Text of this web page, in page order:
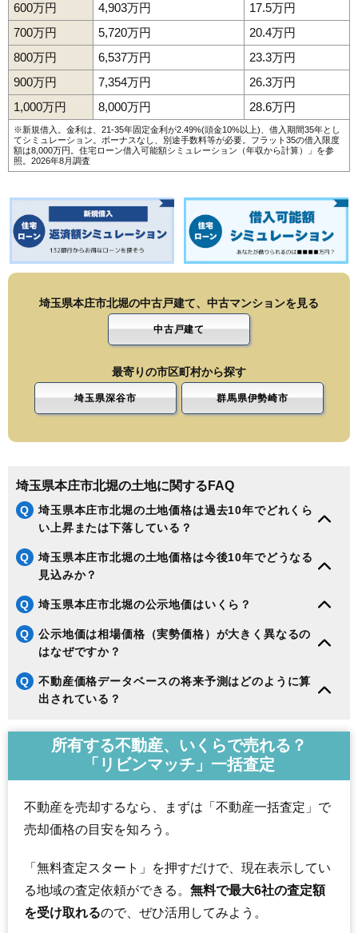
600万円
4,903万円
17.5万円
700万円
5,720万円
20.4万円
800万円
6,537万円
23.3万円
900万円
7,354万円
26.3万円
1,000万円
8,000万円 28.6万円
※新規借入。金利は、21-35年固定金利が2.49%(頭金10%以上)、借入期間35年とし
てシミュレーション。ボーナスなし、別途手数料等が必要。フラット35の借入限度
額は8,000万円。 住宅ローン借入可能額シミュレーション（年収から計算）
」を参
照。2026年8月調査
埼玉県本庄市北堀の中古戸建て、中古マンションを見る
中古戸建て
最寄りの市区町村から探す
埼玉県深谷市 群馬県伊勢崎市
埼玉県本庄市北堀の土地に関するFAQ
Q
埼玉県本庄市北堀の土地価格は過去10年でどれくら
い上昇または下落している？
Q
埼玉県本庄市北堀の土地価格は今後10年でどうなる
見込みか？
Q 埼玉県本庄市北堀の公示地価はいくら？
Q
公示地価は相場価格（実勢価格）が大きく異なるの
はなぜですか？
Q
不動産価格データベースの将来予測はどのように算
出されている？
所有する不動産、いくらで売れる？
「リビンマッチ」一括査定
不動産を売却するなら、まずは「不動産一括査定」で
売却価格の目安を知ろう。
「無料査定スタート」を押すだけで、現在表示してい
る地域の査定依頼ができる。 無料で最大6社の査定額
を受け取れるので、ぜひ活用してみよう。